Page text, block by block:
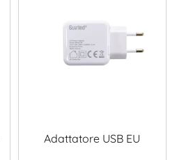
Adattatore USB EU